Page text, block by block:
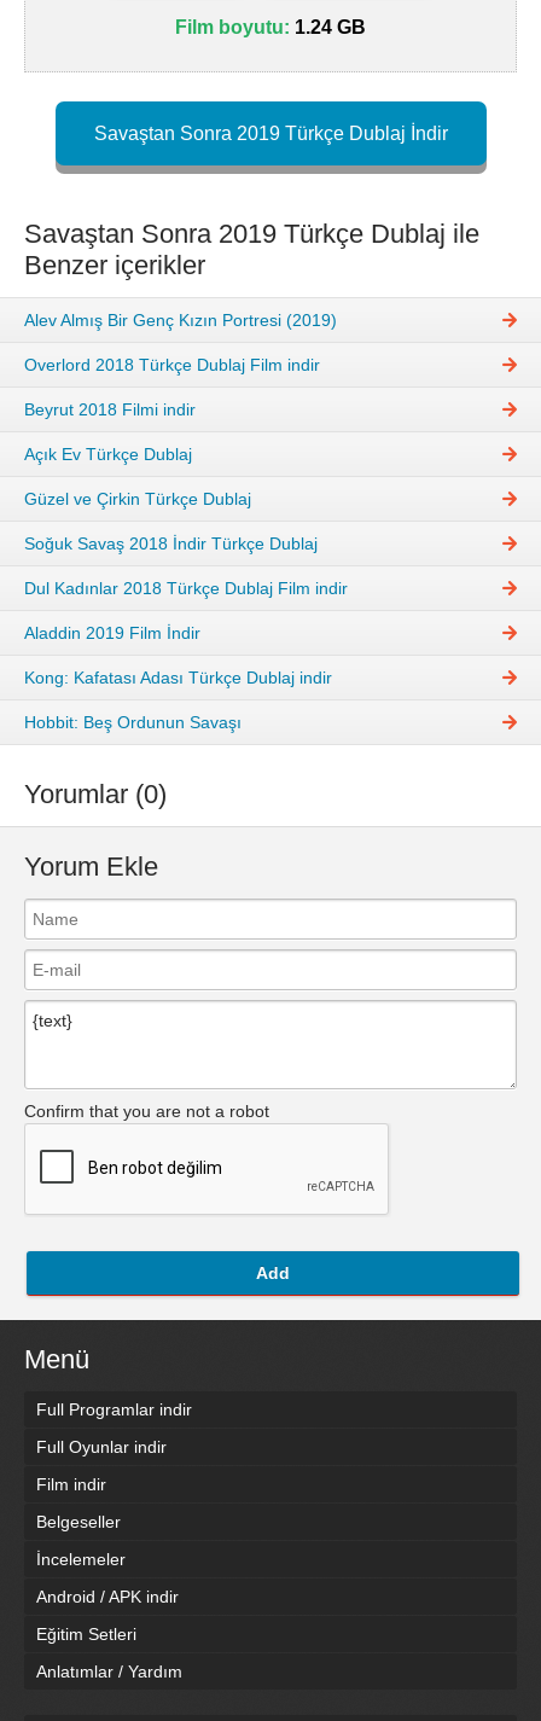
Film boyutu: 1.24 GB
Savaştan Sonra 2019 Türkçe Dublaj İndir
Savaştan Sonra 2019 Türkçe Dublaj ile
Benzer içerikler
Alev Almış Bir Genç Kızın Portresi (2019)
Overlord 2018 Türkçe Dublaj Film indir
Beyrut 2018 Filmi indir
Açık Ev Türkçe Dublaj
Güzel ve Çirkin Türkçe Dublaj
Soğuk Savaş 2018 İndir Türkçe Dublaj
Dul Kadınlar 2018 Türkçe Dublaj Film indir
Aladdin 2019 Film İndir
Kong: Kafatası Adası Türkçe Dublaj indir
Hobbit: Beş Ordunun Savaşı
Yorumlar (0)
Yorum Ekle
Confirm that you are not a robot
Add
Menü
Full Programlar indir
Full Oyunlar indir
Film indir
Belgeseller
İncelemeler
Android / APK indir
Eğitim Setleri
Anlatımlar / Yardım